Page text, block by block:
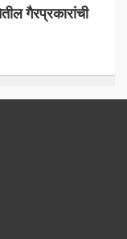
गैरप्रकारांची